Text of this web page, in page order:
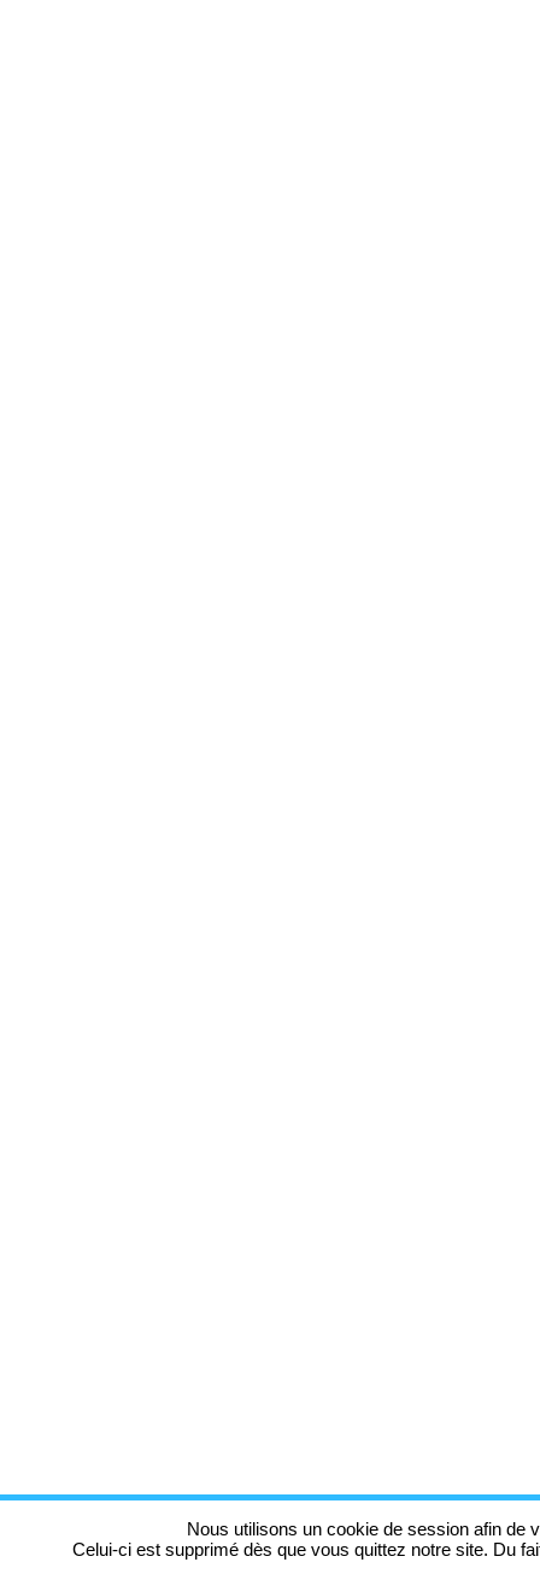
Nous utilisons un cookie de session afin de
Celui-ci est supprimé dès que vous quittez notre site. Du